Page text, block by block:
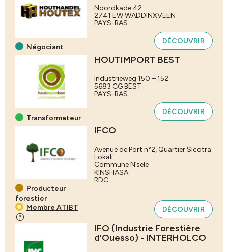
Négociant
Noordkade 42
2741 EWWADDINXVEEN
PAYS-BAS
DÉCOUVRIR
Transformateur
HOUTIMPORT BEST
Industrieweg 150 – 152
5683 CGBEST
PAYS-BAS
DÉCOUVRIR
Producteur
forestier
Membre ATIBT
?
IFCO
Avenue de Port n°2, Quartier Sicotra
Lokali
Commune N’sele
KINSHASA
RDC
DÉCOUVRIR
IFO (Industrie Forestière
d’Ouesso) - INTERHOLCO